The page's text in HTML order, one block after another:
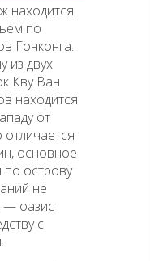
находится
по
Гонконга.
из двух
Кву Ван
находится
от
отличается
основное
по острову
не
— оазис
с